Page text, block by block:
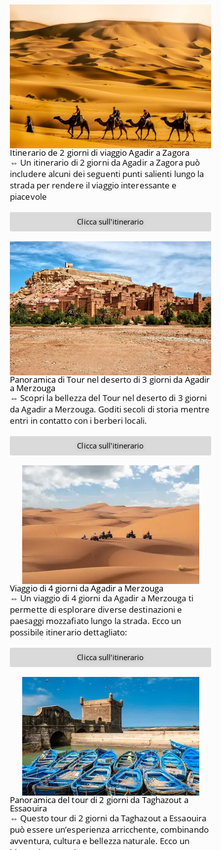
Itinerario de 2 giorni di viaggio Agadir a Zagora
⇔ Un itinerario di 2 giorni da Agadir a Zagora può
includere alcuni dei seguenti punti salienti lungo la
strada per rendere il viaggio interessante e
piacevole
Clicca sull'itinerario
Panoramica di Tour nel deserto di 3 giorni da Agadir
a Merzouga
⇔ Scopri la bellezza del Tour nel deserto di 3 giorni
da Agadir a Merzouga. Goditi secoli di storia mentre
entri in contatto con i berberi locali.
Clicca sull'itinerario
Viaggio di 4 giorni da Agadir a Merzouga
⇔ Un viaggio di 4 giorni da Agadir a Merzouga ti
permette di esplorare diverse destinazioni e
paesaggi mozzafiato lungo la strada. Ecco un
possibile itinerario dettagliato:
Clicca sull'itinerario
Panoramica del tour di 2 giorni da Taghazout a
Essaouira
⇔ Questo tour di 2 giorni da Taghazout a Essaouira
può essere un’esperienza arricchente, combinando
avventura, cultura e bellezza naturale. Ecco un